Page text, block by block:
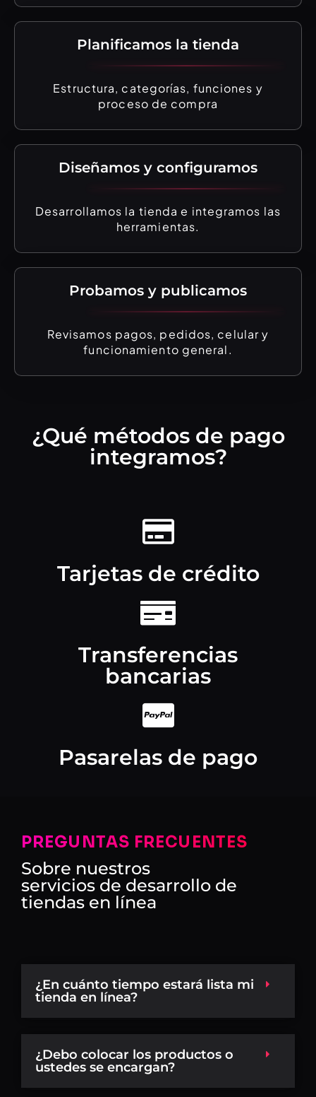
Planificamos la tienda
Estructura, categorías, funciones y
proceso de compra
Diseñamos y configuramos
Desarrollamos la tienda e integramos las
herramientas.
Probamos y publicamos
Revisamos pagos, pedidos, celular y
funcionamiento general.
¿Qué métodos de pago
integramos?
Tarjetas de crédito
Transferencias
bancarias
Pasarelas de pago
PREGUNTAS FRECUENTES
Sobre nuestros
servicios de desarrollo de
tiendas en línea
¿En cuánto tiempo estará lista mi
tienda en línea?
¿Debo colocar los productos o
ustedes se encargan?